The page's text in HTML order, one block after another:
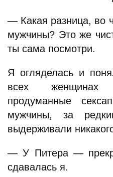
— Какая разница, во
мужчины? Это же
ты сама посмотри.
Я огляделась и
всех женщинах
продуманные
мужчины, за
выдерживали
— У Питера —
сдавалась я.